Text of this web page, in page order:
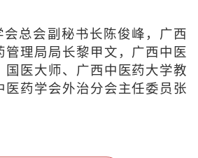
会总会副秘书长陈俊峰，广西
管理局局长黎甲文，广西中医
国医大师、广西中医药大学教
医药学会外治分会主任委员张